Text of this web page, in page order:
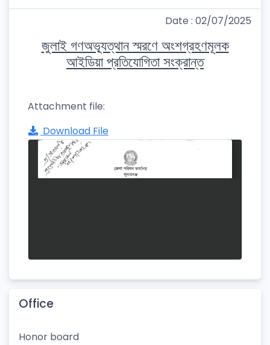
Date : 02/07/2025
জুলাই গণঅভ্যূত্থান স্মরণে অংশগ্রহণমূলক
আইডিয়া প্রতিযোগিতা সংক্রান্ত
Attachment file:
Download File
Office
Honor board